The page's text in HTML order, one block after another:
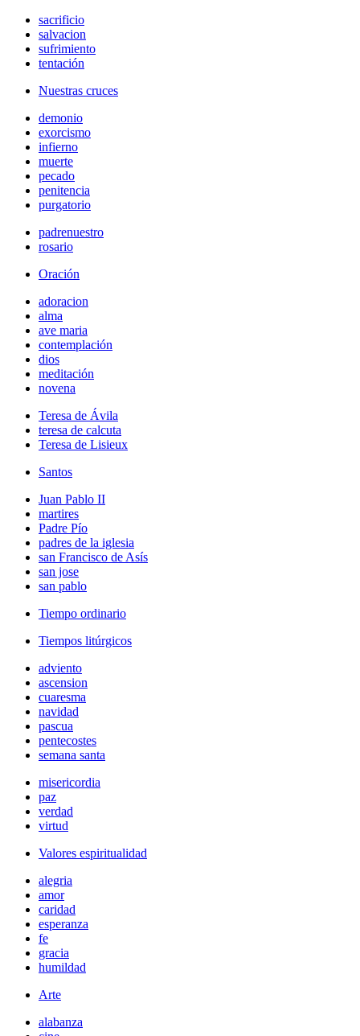
sacrificio
salvacion
sufrimiento
tentación
Nuestras cruces
demonio
exorcismo
infierno
muerte
pecado
penitencia
purgatorio
padrenuestro
rosario
Oración
adoracion
alma
ave maria
contemplación
dios
meditación
novena
Teresa de Ávila
teresa de calcuta
Teresa de Lisieux
Santos
Juan Pablo II
martires
Padre Pío
padres de la iglesia
san Francisco de Asís
san jose
san pablo
Tiempo ordinario
Tiempos litúrgicos
adviento
ascension
cuaresma
navidad
pascua
pentecostes
semana santa
misericordia
paz
verdad
virtud
Valores espiritualidad
alegria
amor
caridad
esperanza
fe
gracia
humildad
Arte
alabanza